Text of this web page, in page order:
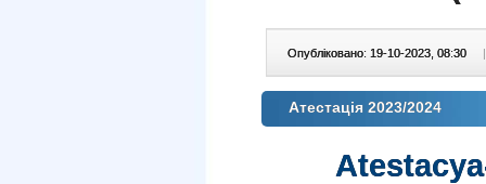
Опубліковано: 19-10-2023, 08:30 |
Атестація 2023/2024